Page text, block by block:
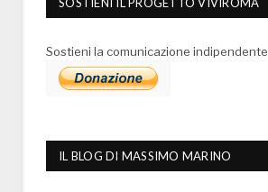
Sostieni la comunicazione indipendente
IL BLOG DI MASSIMO MARINO